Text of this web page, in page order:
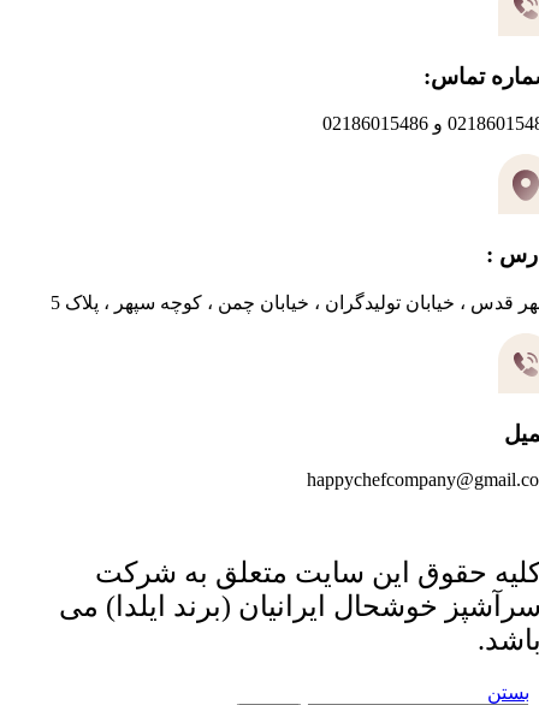
تماس:
و 02186015486
:
قدس ، خیابان تولیدگران ، خیابان چمن ، کوچه سپهر ، پلاک 5
حقوق این سایت متعلق به شرکت
خوشحال ایرانیان (برند ایلدا) می
بستن